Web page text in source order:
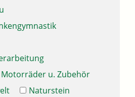
Motorräder u. Zubehör
Naturstein